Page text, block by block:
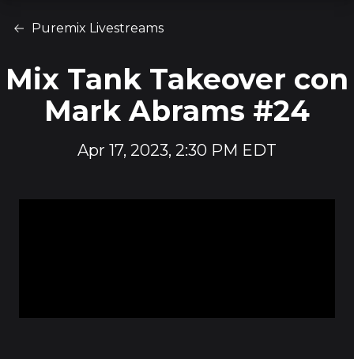
Puremix Livestreams
Mix Tank Takeover con
Mark Abrams #24
Apr 17, 2023, 2:30 PM EDT